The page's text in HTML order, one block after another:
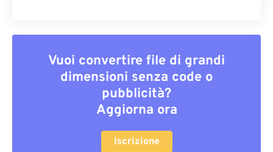
Vuoi convertire file di grandi
dimensioni senza code o
pubblicità?
Aggiorna ora
Iscrizione